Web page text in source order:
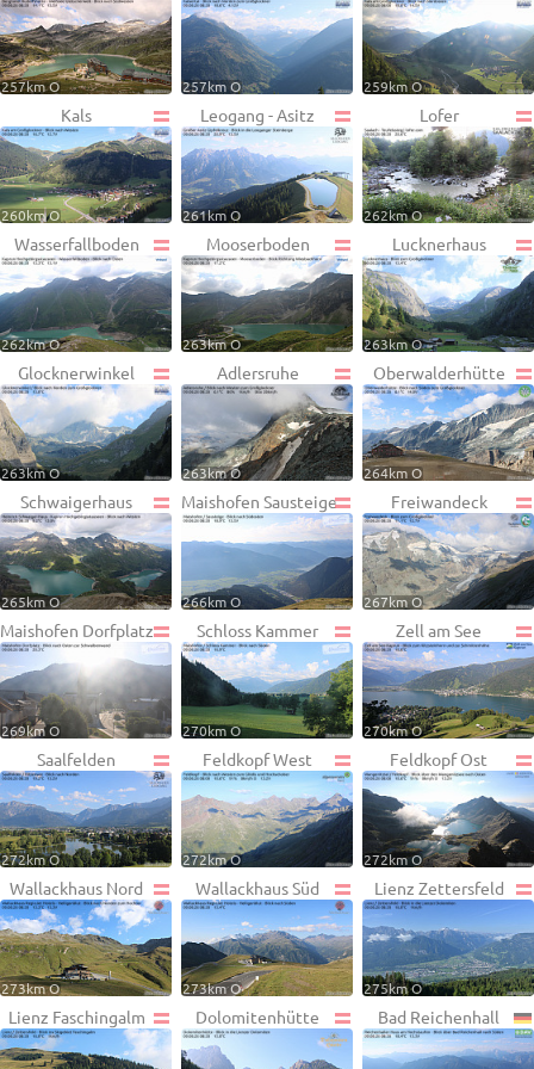
257km O 257km O 259km O
Kals
260km O
Leogang - Asitz
261km O
Lofer
262km O
Wasserfallboden
262km O
Mooserboden
263km O
Lucknerhaus
263km O
Glocknerwinkel
263km O
Adlersruhe
263km O
Oberwalderhütte
264km O
Schwaigerhaus
265km O
Maishofen Sausteige
266km O
Freiwandeck
267km O
Maishofen Dorfplatz
269km O
Schloss Kammer
270km O
Zell am See
270km O
Saalfelden
272km O
Feldkopf West
272km O
Feldkopf Ost
272km O
Wallackhaus Nord
273km O
Wallackhaus Süd
273km O
Lienz Zettersfeld
275km O
Lienz Faschingalm Dolomitenhütte Bad Reichenhall